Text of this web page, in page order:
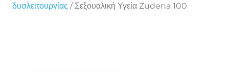
δυσλειτουργίας / Σεξουαλική Υγεία Zudena 100